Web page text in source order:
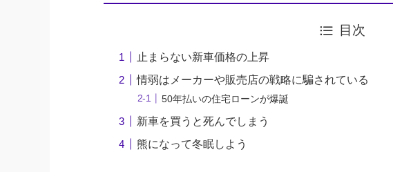
目次
止まらない新車価格の上昇
情弱はメーカーや販売店の戦略に騙されている
50年払いの住宅ローンが爆誕
新車を買うと死んでしまう
熊になって冬眠しよう